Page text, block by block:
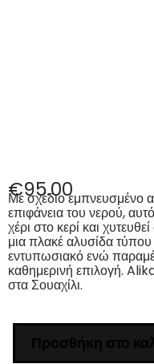
€95.00
Με σχέδιο εμπνευσμένο
επιφάνεια του νερού,
χέρι στο κερί και
μια πλακέ αλυσίδα τύπου
εντυπωσιακό ενώ
καθημερινή επιλογή.
στα Σουαχίλι.